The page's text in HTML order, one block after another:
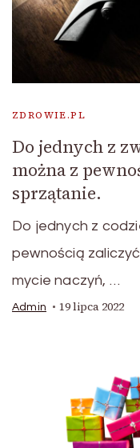
ZDROWIE.PL
Do jednych z
można z
sprzątanie.
Do jednych z
pewnością
mycie naczyń, …
Admin 19 lipca 2022